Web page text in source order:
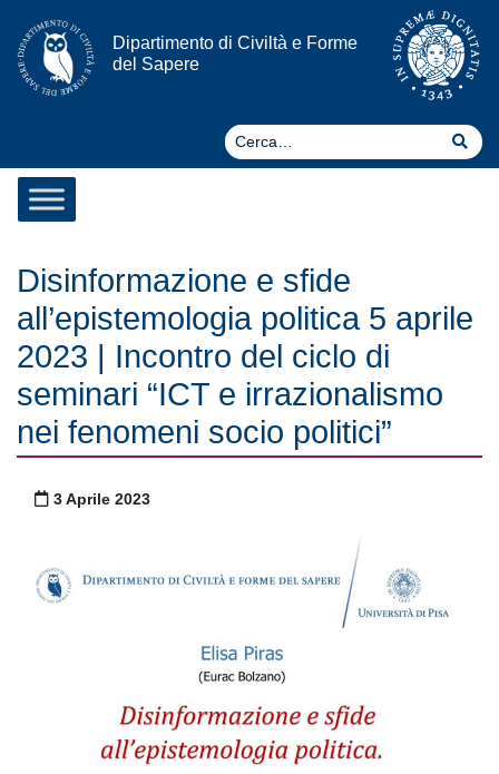
Vai al contenuto
Dipartimento di Civiltà e Forme
del Sapere
Disinformazione e sfide
all’epistemologia politica 5 aprile
2023 | Incontro del ciclo di
seminari “ICT e irrazionalismo
nei fenomeni socio politici”
Pubblicato il
3 Aprile 2023